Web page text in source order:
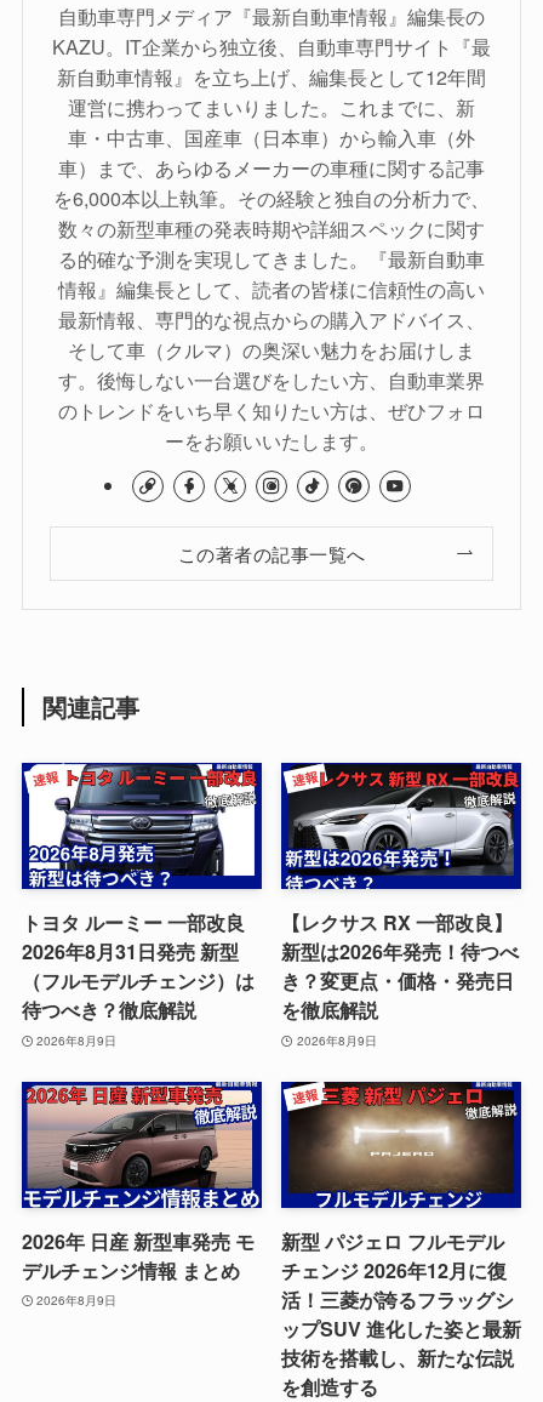
自動車専門メディア『最新自動車情報』編集長の
KAZU。IT企業から独立後、自動車専門サイト『最
新自動車情報』を立ち上げ、編集長として12年間
運営に携わってまいりました。これまでに、新
車・中古車、国産車（日本車）から輸入車（外
車）まで、あらゆるメーカーの車種に関する記事
を6,000本以上執筆。その経験と独自の分析力で、
数々の新型車種の発表時期や詳細スペックに関す
る的確な予測を実現してきました。『最新自動車
情報』編集長として、読者の皆様に信頼性の高い
最新情報、専門的な視点からの購入アドバイス、
そして車（クルマ）の奥深い魅力をお届けしま
す。後悔しない一台選びをしたい方、自動車業界
のトレンドをいち早く知りたい方は、ぜひフォロ
ーをお願いいたします。
この著者の記事一覧へ
関連記事
トヨタ ルーミー 一部改良
2026年8月31日発売 新型
（フルモデルチェンジ）は
待つべき？徹底解説
2026年8月9日
【レクサス RX 一部改良】
新型は2026年発売！待つべ
き？変更点・価格・発売日
を徹底解説
2026年8月9日
2026年 日産 新型車発売 モ
デルチェンジ情報 まとめ
2026年8月9日
新型 パジェロ フルモデル
チェンジ 2026年12月に復
活！三菱が誇るフラッグシ
ップSUV 進化した姿と最新
技術を搭載し、新たな伝説
を創造する